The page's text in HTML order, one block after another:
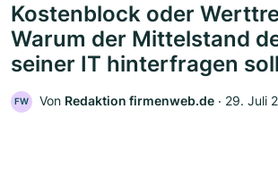
Kostenblock oder
Warum der Mittelstand
seiner IT hinterfragen
FW Von Redaktion firmenweb.de ‧ 29. Juli